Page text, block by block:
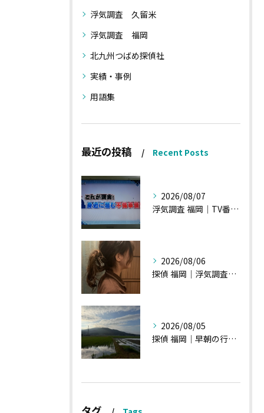
浮気調査 久留米
浮気調査 福岡
北九州つばめ探偵社
実績・事例
用語集
最近の投稿 Recent Posts
2026/08/07
浮気調査 福岡｜TV番組15分間の特集の時のお話①
2026/08/06
探偵 福岡｜浮気調査の現場から・・・・チハルさん特集
2026/08/05
探偵 福岡｜早朝の行動調査、初見一発勝負のような・・・・